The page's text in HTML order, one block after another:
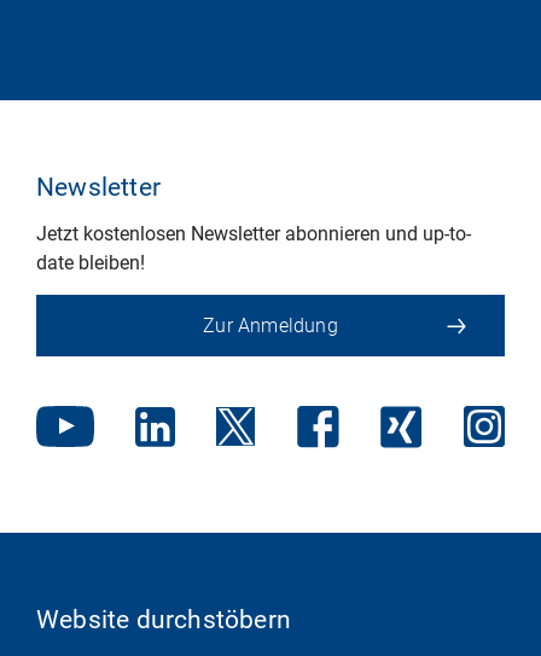
Newsletter
Jetzt kostenlosen Newsletter abonnieren und up-to-
date bleiben!
Zur Anmeldung
Website durchstöbern